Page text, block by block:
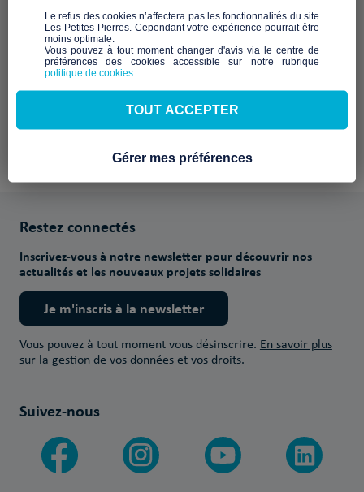
Restez connectés
Inscrivez-vous à notre newsletter pour découvrir nos
actualités et les nouveaux projets solidaires
Je m'inscris à la newsletter
Vous pouvez à tout moment vous désinscrire. En savoir plus
sur la gestion de vos données et vos droits.
Suivez-nous
​Le refus des cookies n’affectera pas les fonctionnalités du site
Les Petites Pierres. Cependant votre expérience pourrait être
moins optimale.​
Vous pouvez à tout moment changer d'avis via le centre de
préférences des cookies accessible sur notre rubrique
politique de cookies
TOUT ACCEPTER
Gérer mes préférences